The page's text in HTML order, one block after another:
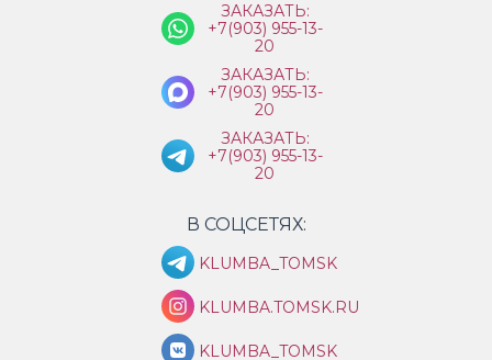
ЗАКАЗАТЬ:
+7(903) 955-13-
20
ЗАКАЗАТЬ:
+7(903) 955-13-
20
ЗАКАЗАТЬ:
+7(903) 955-13-
20
В СОЦСЕТЯХ:
KLUMBA_TOMSK
KLUMBA.TOMSK.RU
KLUMBA_TOMSK